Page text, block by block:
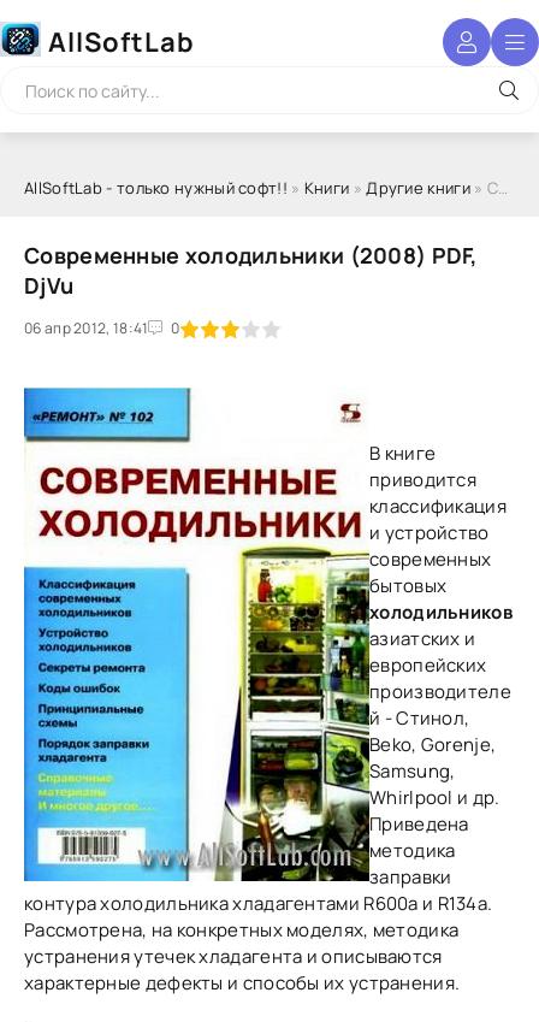
AllSoftLab
AllSoftLab - только нужный софт!! » Книги »Другие книги» Современные холодильники (2008) PDF, DjVu
Современные холодильники (2008) PDF,
DjVu
06 апр 2012, 18:41 0
1 2 3 4 5
В книге
приводится
классификация
и устройство
современных
бытовых
холодильников
азиатских и
европейских
производителе
й - Стинол,
Beko, Gorenje,
Samsung,
Whirlpool и др.
Приведена
методика
заправки
контура холодильника хладагентами R600a и R134a.
Рассмотрена, на конкретных моделях, методика
устранения утечек хладагента и описываются
характерные дефекты и способы их устранения.